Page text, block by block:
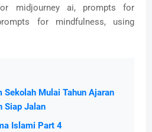
midjourney ai, prompts for
for mindfulness, using
Mulai Tahun Ajaran
Siap Jalan
Islami Part 4